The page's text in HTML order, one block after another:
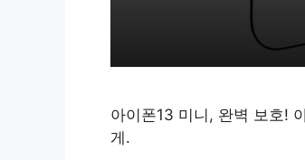
아이폰13 미니, 완벽 보호!
게.